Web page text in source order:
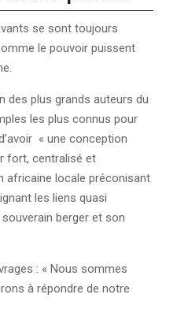
se sont toujours
le pouvoir puissent
des plus grands auteurs du
les plus connus pour
« une conception
fort, centralisé et
africaine locale préconisant
les liens quasi
berger et son
: « Nous sommes
à répondre de notre